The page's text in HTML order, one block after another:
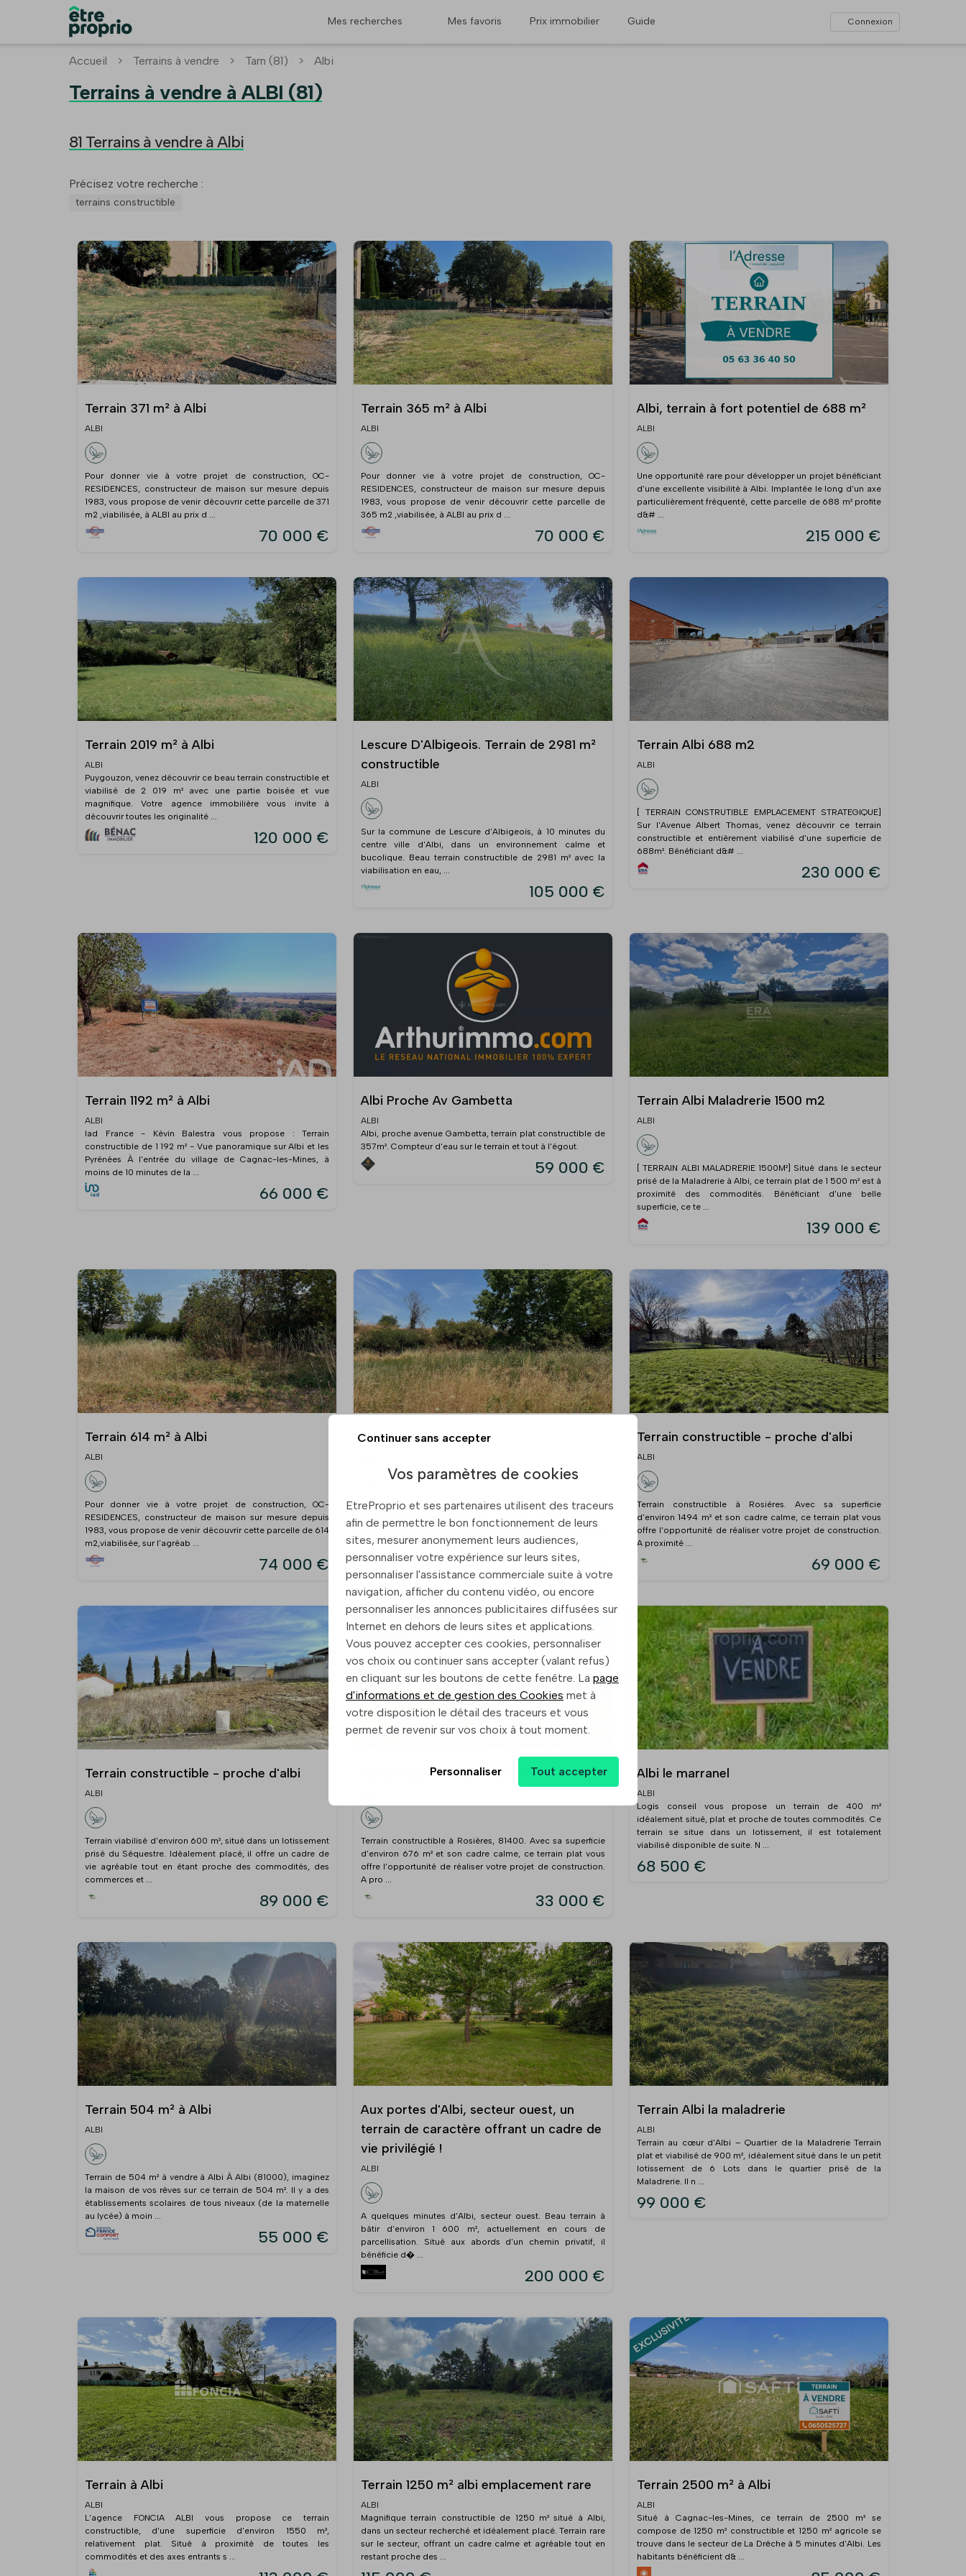
Mes recherches Mes favoris Prix immobilier Guide Connexion
Accueil > Terrains à vendre > Tarn (81) > Albi
Terrains à vendre à ALBI (81)
81 Terrains à vendre à Albi
Précisez votre recherche :
terrains constructible
Terrain 371 m² à Albi
ALBI
Pour donner vie à votre projet de construction, OC-
RESIDENCES, constructeur de maison sur mesure depuis
1983, vous propose de venir découvrir cette parcelle de 371
m2 ,viabilisée, à ALBI au prix d ...
70 000 €
Terrain 365 m² à Albi
ALBI
Pour donner vie à votre projet de construction, OC-
RESIDENCES, constructeur de maison sur mesure depuis
1983, vous propose de venir découvrir cette parcelle de
365 m2 ,viabilisée, à ALBI au prix d ...
70 000 €
Albi, terrain à fort potentiel de 688 m²
ALBI
Une opportunité rare pour développer un projet bénéficiant
d'une excellente visibilité à Albi. Implantée le long d'un axe
particulièrement fréquenté, cette parcelle de 688 m² profite
d&# ...
215 000 €
Terrain 2019 m² à Albi
ALBI
Puygouzon, venez découvrir ce beau terrain constructible et
viabilisé de 2 019 m² avec une partie boisée et vue
magnifique. Votre agence immobilière vous invite à
découvrir toutes les originalité ...
120 000 €
Lescure D'Albigeois. Terrain de 2981 m²
constructible
ALBI
Sur la commune de Lescure d'Albigeois, à 10 minutes du
centre ville d'Albi, dans un environnement calme et
bucolique. Beau terrain constructible de 2981 m² avec la
viabilisation en eau, ...
105 000 €
Terrain Albi 688 m2
ALBI
[ TERRAIN CONSTRUTIBLE EMPLACEMENT STRATEGIQUE]
Sur l'Avenue Albert Thomas, venez découvrir ce terrain
constructible et entièrement viabilisé d'une superficie de
688m². Bénéficiant d&# ...
230 000 €
Terrain 1192 m² à Albi
ALBI
Iad France - Kévin Balestra vous propose : Terrain
constructible de 1 192 m² - Vue panoramique sur Albi et les
Pyrénées À l'entrée du village de Cagnac-les-Mines, à
moins de 10 minutes de la ...
66 000 €
Albi Proche Av Gambetta
ALBI
Albi, proche avenue Gambetta, terrain plat constructible de
357m². Compteur d'eau sur le terrain et tout à l'égout.
59 000 €
Terrain Albi Maladrerie 1500 m2
ALBI
[ TERRAIN ALBI MALADRERIE 1500M²] Situé dans le secteur
prisé de la Maladrerie à Albi, ce terrain plat de 1 500 m² est à
proximité des commodités. Bénéficiant d'une belle
superficie, ce te ...
139 000 €
Terrain 614 m² à Albi
ALBI
Pour donner vie à votre projet de construction, OC-
RESIDENCES, constructeur de maison sur mesure depuis
1983, vous propose de venir découvrir cette parcelle de 614
m2,viabilisée, sur l'agréab ...
74 000 €
Terrain 755 m² à Albi
Pour donner vie à votre projet de construction, OC-
RESIDENCES, constructeur de maison sur mesure depuis
1983, vous propose de venir découvrir cette parcelle de
755 m2,viabilisée, sur l'agréab ...
91 000 €
Terrain constructible - proche d'albi
ALBI
Terrain constructible à Rosiéres. Avec sa superficie
d'environ 1494 m² et son cadre calme, ce terrain plat vous
offre l'opportunité de réaliser votre projet de construction.
A proximité ...
69 000 €
Terrain constructible - proche d'albi
ALBI
Terrain viabilisé d'environ 600 m², situé dans un lotissement
prisé du Séquestre. Idéalement placé, il offre un cadre de
vie agréable tout en étant proche des commodités, des
commerces et ...
89 000 €
Terrain constructible - proche d'albi
Terrain constructible à Rosières, 81400. Avec sa superficie
d'environ 676 m² et son cadre calme, ce terrain plat vous
offre l'opportunité de réaliser votre projet de construction.
A pro ...
33 000 €
Albi le marranel
ALBI
Logis conseil vous propose un terrain de 400 m²
idéalement situé, plat et proche de toutes commodités. Ce
terrain se situe dans un lotissement, il est totalement
viabilisé disponible de suite. N ...
68 500 €
Terrain 504 m² à Albi
ALBI
Terrain de 504 m² à vendre à Albi À Albi (81000), imaginez
la maison de vos rêves sur ce terrain de 504 m². Il y a des
établissements scolaires de tous niveaux (de la maternelle
au lycée) à moin ...
55 000 €
Aux portes d'Albi, secteur ouest, un
terrain de caractère offrant un cadre de
vie privilégié !
ALBI
A quelques minutes d'Albi, secteur ouest. Beau terrain à
bâtir d'environ 1 600 m², actuellement en cours de
parcellisation. Situé aux abords d'un chemin privatif, il
bénéficie d� ...
200 000 €
Terrain Albi la maladrerie
ALBI
Terrain au cœur d'Albi – Quartier de la Maladrerie Terrain
plat et viabilisé de 900 m², idéalement situé dans le un petit
lotissement de 6 Lots dans le quartier prisé de la
Maladrerie. Il n ...
99 000 €
Terrain à Albi
ALBI
L'agence FONCIA ALBI vous propose ce terrain
constructible, d'une superficie d'environ 1550 m²,
relativement plat. Situé à proximité de toutes les
commodités et des axes entrants s ...
Terrain 1250 m² albi emplacement rare
ALBI
Magnifique terrain constructible de 1250 m² situé à Albi,
dans un secteur recherché et idéalement placé. Terrain rare
sur le secteur, offrant un cadre calme et agréable tout en
restant proche des ...
Terrain 2500 m² à Albi
ALBI
Situé à Cagnac-les-Mines, ce terrain de 2500 m² se
compose de 1250 m² constructible et 1250 m² agricole se
trouve dans le secteur de La Drêche à 5 minutes d'Albi. Les
habitants bénéficient d& ...
Continuer sans accepter
Vos paramètres de cookies
EtreProprio et ses partenaires utilisent des traceurs
afin de permettre le bon fonctionnement de leurs
sites, mesurer anonymement leurs audiences,
personnaliser votre expérience sur leurs sites,
personnaliser l'assistance commerciale suite à votre
navigation, afficher du contenu vidéo, ou encore
personnaliser les annonces publicitaires diffusées sur
Internet en dehors de leurs sites et applications.
Vous pouvez accepter ces cookies, personnaliser
vos choix ou continuer sans accepter (valant refus)
en cliquant sur les boutons de cette fenêtre. La page
d'informations et de gestion des Cookies met à
votre disposition le détail des traceurs et vous
permet de revenir sur vos choix à tout moment.
Personnaliser Tout accepter